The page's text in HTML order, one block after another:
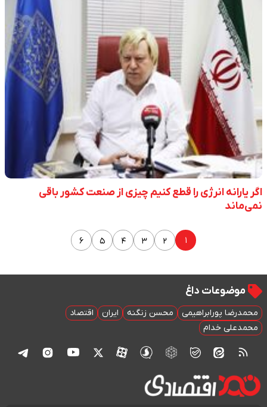
اگر یارانه انرژی را قطع کنیم چیزی از صنعت کشور باقی
نمی‌ماند
۱ ۲ ۳ ۴ ۵ ۶
موضوعات داغ
محمدرضا پورابراهیمی محسن زنگنه ایران
اقتصاد
محمدعلی خدام